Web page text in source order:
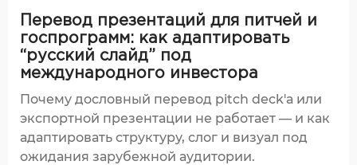
Перевод презентаций для питчей и
госпрограмм: как адаптировать
“русский слайд” под
международного инвестора
Почему дословный перевод pitch deck'а или
экспортной презентации не работает — и как
адаптировать структуру, слог и визуал под
ожидания зарубежной аудитории.